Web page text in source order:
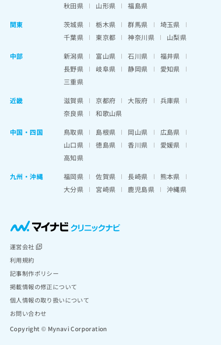
秋田県
山形県
福島県
関東
茨城県 栃木県 群馬県
埼玉県
千葉県
東京都 神奈川県
山梨県
中部
新潟県 富山県 石川県
福井県
長野県
岐阜県 静岡県
愛知県
三重県
近畿
滋賀県 京都府 大阪府
兵庫県
奈良県
和歌山県
中国・四国
鳥取県 島根県 岡山県
広島県
山口県
徳島県 香川県
愛媛県
高知県
九州・沖縄
福岡県 佐賀県 長崎県
熊本県
大分県
宮崎県 鹿児島県 沖縄県
運営会社
利用規約
記事制作ポリシー
掲載情報の修正について
個人情報の取り扱いについて
お問い合わせ
Copyright © Mynavi Corporation